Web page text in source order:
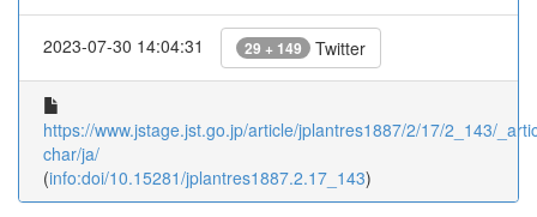
2023-07-30 14:04:31 29 + 149 Twitter
https://www.jstage.jst.go.jp/article/jplantres1887/2/17/2_143/
char/ja/
(info:doi/10.15281/jplantres1887.2.17_143)